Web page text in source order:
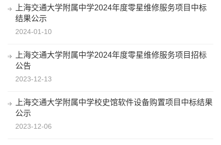
上海交通大学附属中学2024年度零星维修服务项目中标
结果公示
2024-01-10
上海交通大学附属中学2024年度零星维修服务项目招标
公告
2023-12-13
上海交通大学附属中学校史馆软件设备购置项目中标结果
公示
2023-12-06